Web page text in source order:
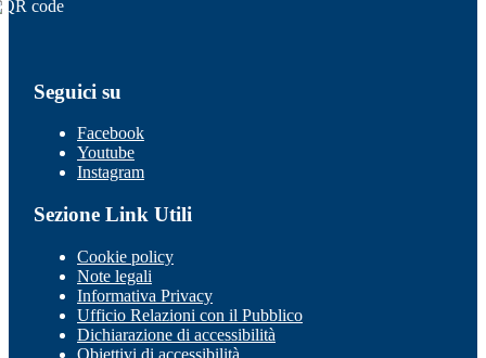
Seguici su
Facebook
Youtube
Instagram
Sezione Link Utili
Cookie policy
Note legali
Informativa Privacy
Ufficio Relazioni con il Pubblico
Dichiarazione di accessibilità
Obiettivi di accessibilità